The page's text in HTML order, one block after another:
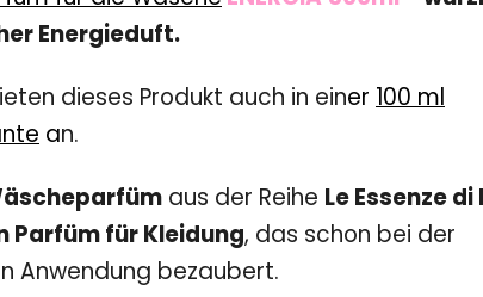
Energieduft.
dieses Produkt auch in einer 100 ml
an.
aus der Reihe Le Essenze di
Parfüm für Kleidung, das schon bei der
Anwendung bezaubert.